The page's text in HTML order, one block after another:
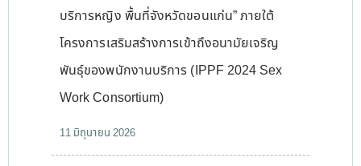
บริการหญิง พื้นที่จังหวัดขอนแก่น” ภายใต้
โครงการเสริมสร้างการเข้าถึงอนามัยเจริญ
พันธุ์ของพนักงานบริการ (IPPF 2024 Sex
Work Consortium)
11 มิถุนายน 2026